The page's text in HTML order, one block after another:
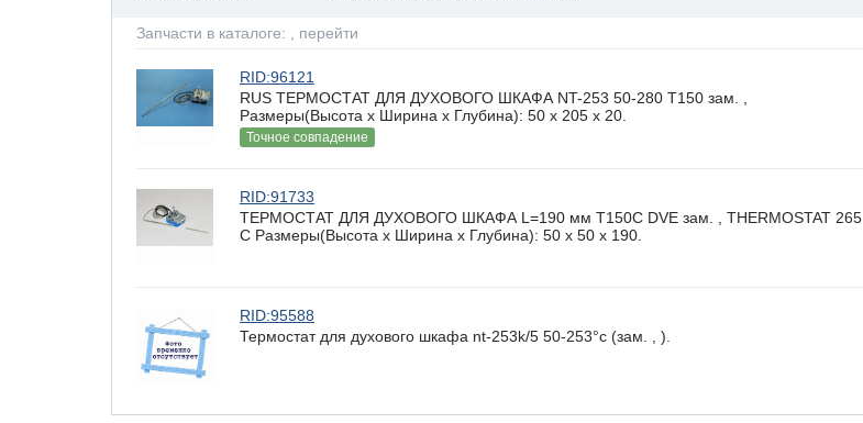
Запчасти в каталоге: , перейти
RID:96121
RUS ТЕРМОСТАТ ДЛЯ ДУХОВОГО ШКАФА NT-253 50-280 T150 зам. ,
Размеры(Высота х Ширина х Глубина): 50 x 205 х 20.
Точное совпадение
RID:91733
ТЕРМОСТАТ ДЛЯ ДУХОВОГО ШКАФА L=190 мм T150C DVE зам. , THERMOSTAT 265
C Размеры(Высота х Ширина х Глубина): 50 x 50 х 190.
RID:95588
Термостат для духового шкафа nt-253k/5 50-253°c (зам. , ).